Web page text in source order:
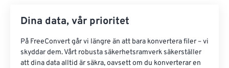
Dina data, vår prioritet
På FreeConvert går vi längre än att bara konvertera filer – vi
skyddar dem. Vårt robusta säkerhetsramverk säkerställer
att dina data alltid är säkra, oavsett om du konverterar en